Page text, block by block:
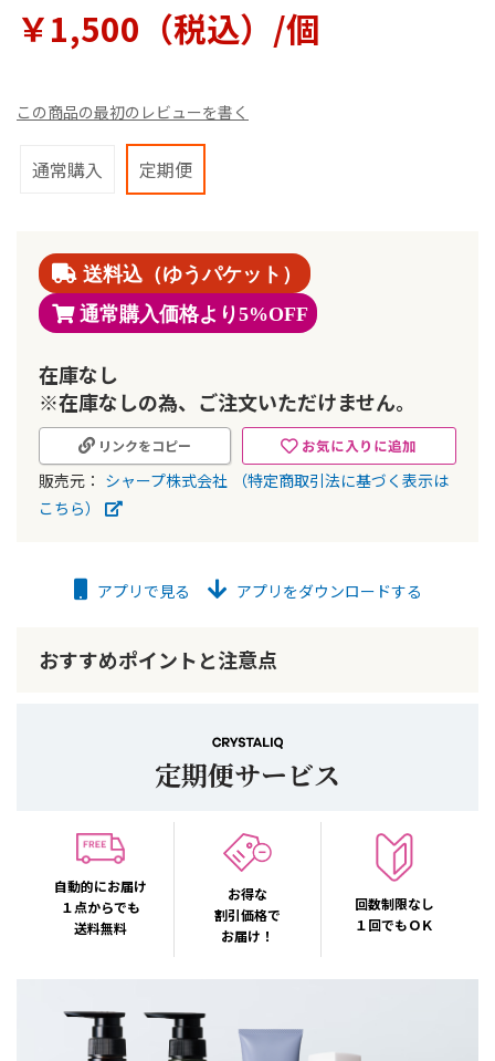
￥1,500（税込）/個
この商品の最初のレビューを書く
通常購入 定期便
送料込（ゆうパケット）
通常購入価格より5%OFF
在庫なし
※在庫なしの為、ご注文いただけません。
お気に入りに追加
リンクをコピー
販売元： シャープ株式会社
（特定商取引法に基づく表示は
こちら）
ャ
ラ
最
に
アプリで見る アプリをダウンロードする
おすすめポイントと注意点
定期便サービス
自動的にお届け
１点からでも
送料無料
お得な
割引価格で
お届け！
回数制限なし
１回でもＯＫ